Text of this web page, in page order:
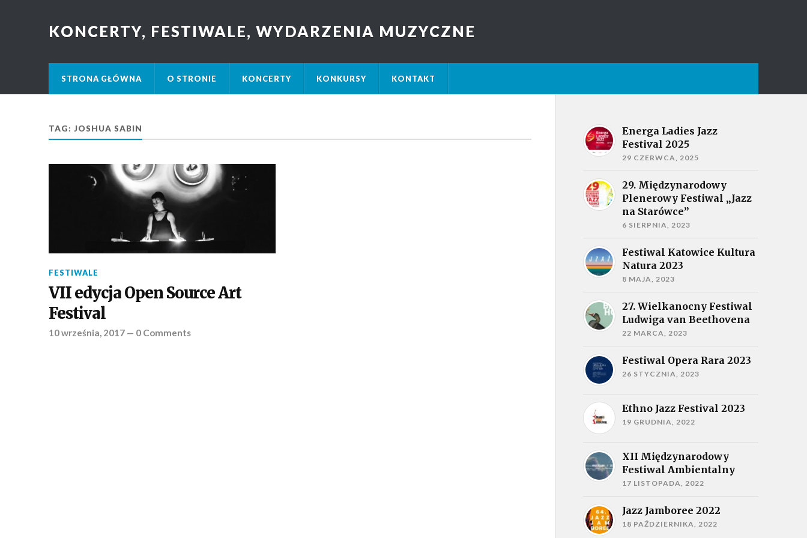
KONCERTY, FESTIWALE, WYDARZENIA MUZYCZNE
STRONA GŁÓWNA O STRONIE KONCERTY KONKURSY KONTAKT
TAG: JOSHUA SABIN
FESTIWALE
VII edycja Open Source Art
Festival
10 września, 2017— 0 Comments
Energa Ladies Jazz
Festival 2025
29 CZERWCA, 2025
29. Międzynarodowy
Plenerowy Festiwal „Jazz
na Starówce”
6 SIERPNIA, 2023
Festiwal Katowice Kultura
Natura 2023
8 MAJA, 2023
27. Wielkanocny Festiwal
Ludwiga van Beethovena
22 MARCA, 2023
Festiwal Opera Rara 2023
26 STYCZNIA, 2023
Ethno Jazz Festival 2023
19 GRUDNIA, 2022
XII Międzynarodowy
Festiwal Ambientalny
17 LISTOPADA, 2022
Jazz Jamboree 2022
18 PAŹDZIERNIKA, 2022